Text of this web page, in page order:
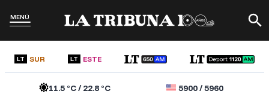
MENÚ
LT SUR LT ESTE
11.5°C /22.8°C 5900/5960